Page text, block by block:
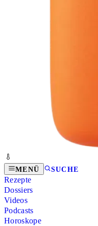
MENÜ SUCHE
Rezepte
Dossiers
Videos
Podcasts
Horoskope